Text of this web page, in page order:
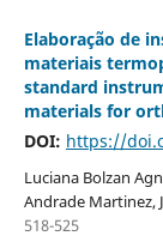
Elaboração de
materiais
standard
materials for
DOI: https://
Luciana Bolzan
Andrade Martinez,
518-525